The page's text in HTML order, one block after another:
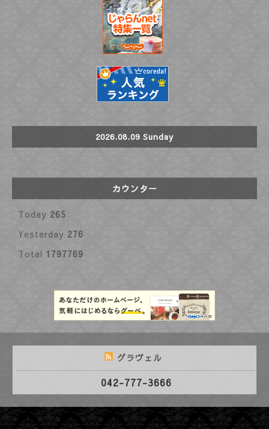
2026.08.09 Sunday
カウンター
Today 265
Yesterday 276
Total 1797769
グラヴェル
042-777-3666